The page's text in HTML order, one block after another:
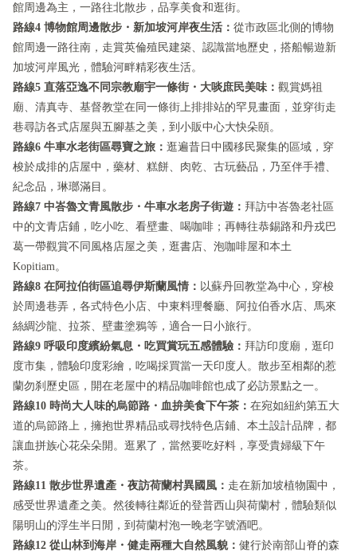
館周邊為主，一路往北散步，品享美食和逛街。
路線4 博物館周邊散步・新加坡河岸夜生活： 從市政區北側的博物
館周邊一路往南，走賞英倫殖民建築、認識當地歷史，搭船暢遊新
加坡河岸風光，體驗河畔精彩夜生活。
路線5 直落亞逸不同宗教廟宇一條街・大啖庶民美味： 觀賞媽祖
廟、清真寺、基督教堂在同一條街上排排站的罕見畫面，並穿街走
巷尋訪各式店屋與五腳基之美，到小販中心大快朵頤。
路線6 牛車水老街區尋寶之旅： 逛遍昔日中國移民聚集的區域，穿
梭於成排的店屋中，藥材、糕餅、肉乾、古玩藝品，乃至伴手禮、
紀念品，琳瑯滿目。
路線7 中峇魯文青風散步・牛車水老房子街遊： 拜訪中峇魯老社區
中的文青店鋪，吃小吃、看壁畫、喝咖啡；再轉往恭錫路和丹戎巴
葛一帶觀賞不同風格店屋之美，逛書店、泡咖啡屋和本土
Kopitiam。
路線8 在阿拉伯街區追尋伊斯蘭風情： 以蘇丹回教堂為中心，穿梭
於周邊巷弄，各式特色小店、中東料理餐廳、阿拉伯香水店、馬來
絲綢沙龍、拉茶、壁畫塗鴉等，適合一日小旅行。
路線9 呼吸印度繽紛氣息・吃買賞玩五感體驗： 拜訪印度廟，逛印
度市集，體驗印度彩繪，吃喝採買當一天印度人。散步至相鄰的惹
蘭勿刹歷史區，開在老屋中的精品咖啡館也成了必訪景點之一。
路線10 時尚大人味的烏節路・血拚美食下午茶： 在宛如紐約第五大
道的烏節路上，擁抱世界精品或尋找特色店鋪、本土設計品牌，都
讓血拼族心花朵朵開。逛累了，當然要吃好料，享受貴婦級下午
茶。
路線11 散步世界遺產・夜訪荷蘭村異國風： 走在新加坡植物園中，
感受世界遺產之美。然後轉往鄰近的登普西山與荷蘭村，體驗類似
陽明山的浮生半日閒，到荷蘭村泡一晚老字號酒吧。
路線12 從山林到海岸・健走兩種大自然風貌： 健行於南部山脊的森